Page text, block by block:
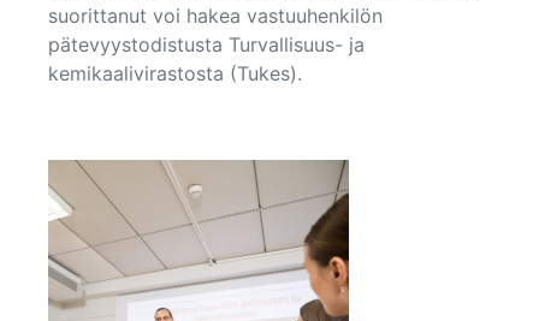
suorittanut voi hakea vastuuhenkilön
pätevyystodistusta Turvallisuus- ja
kemikaalivirastosta (Tukes).